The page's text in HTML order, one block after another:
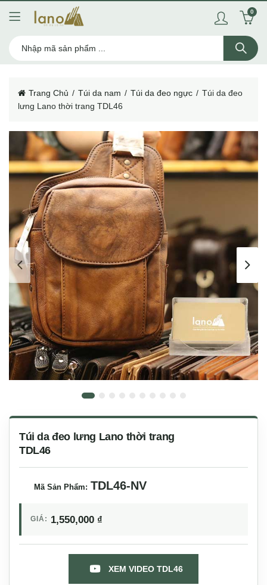
0
Trang Chủ Túi da nam Túi da đeo ngực
Túi da đeo
lưng Lano thời trang TDL46
Túi da đeo lưng Lano thời trang
TDL46
Mã Sản Phẩm: TDL46-NV
GIÁ: 1,550,000 ₫
XEM VIDEO TDL46